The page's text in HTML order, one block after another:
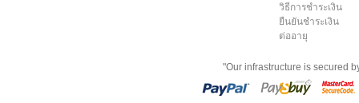
วิธีการชำระเงิน
ยืนยันชำระเงิน
ต่ออายุ
"Our infrastructure is secured